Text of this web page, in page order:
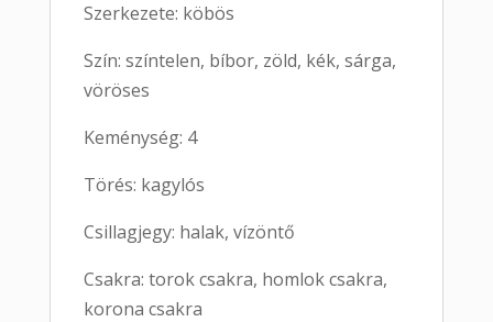
Szerkezete: köbös
Szín: színtelen, bíbor, zöld, kék, sárga,
vöröses
Keménység: 4
Törés: kagylós
Csillagjegy: halak, vízöntő
Csakra: torok csakra, homlok csakra,
korona csakra